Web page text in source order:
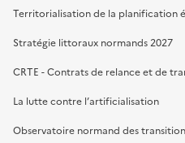
Territorialisation de la planification
Stratégie littoraux normands 2027
CRTE - Contrats de relance et de
La lutte contre l’artificialisation
Observatoire normand des